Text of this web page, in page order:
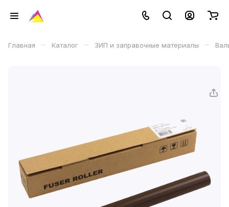
Главная – Каталог – ЗИП и заправочные материалы –